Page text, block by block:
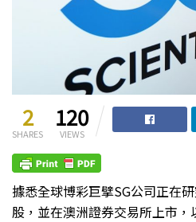
2
SHARES
120
VIEWS
據悉全球博彩巨擘SG公司正在
股，並在澳洲證券交易所上市，